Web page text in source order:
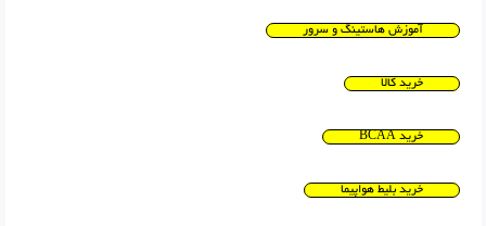
آموزش هاستینگ و سرور
خرید کالا
خرید BCAA
خرید بلیط هواپیما